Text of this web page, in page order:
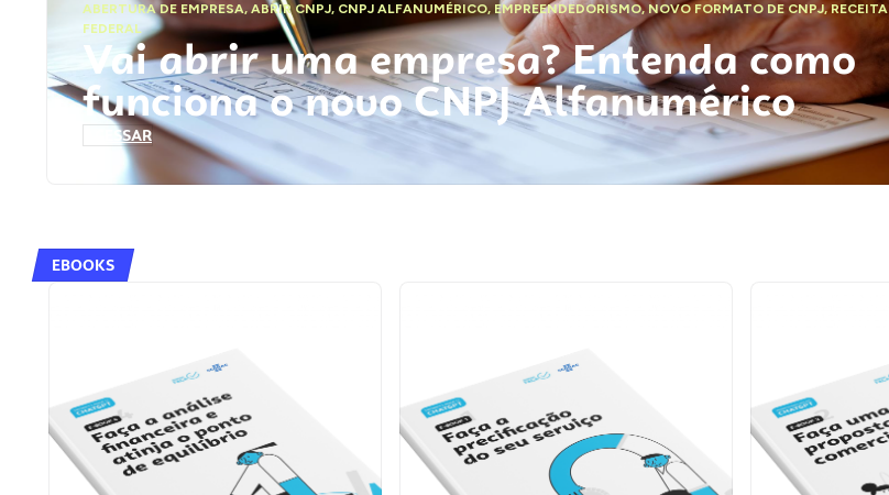
ABERTURA DE EMPRESA,ABRIR CNPJ, CNPJ ALFANUMÉRICO, EMPREENDEDORISMO,NOVO FORMATO DE CNPJ,RECEITA
FEDERAL
Vai abrir uma empresa? Entenda como
funciona o novo CNPJ Alfanumérico
ACESSAR
EBOOKS